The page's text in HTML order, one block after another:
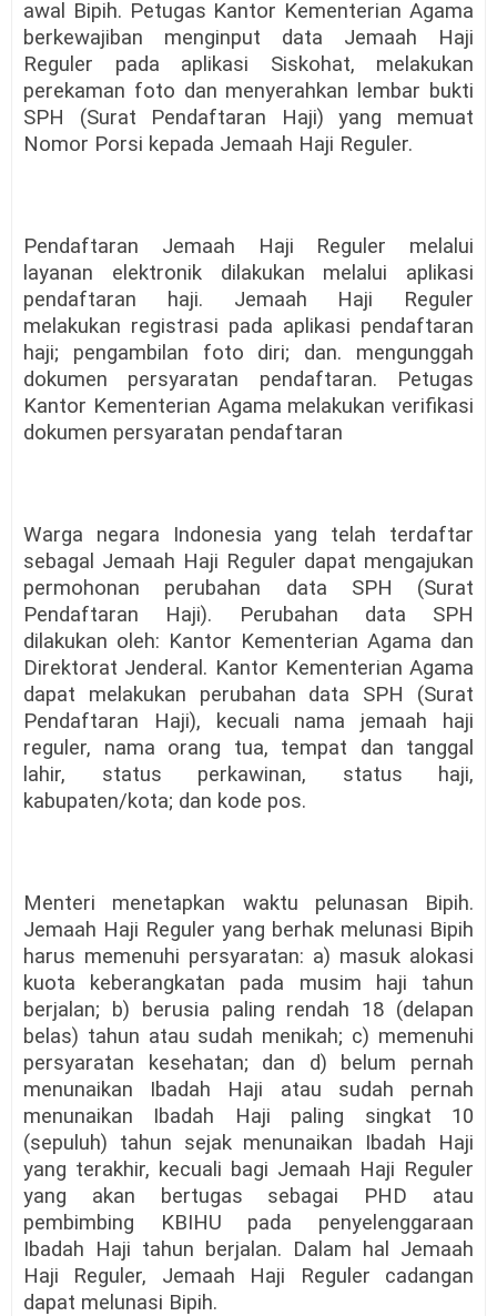
awal Bipih. Petugas Kantor Kementerian Agama
berkewajiban menginput data Jemaah Haji
Reguler pada aplikasi Siskohat, melakukan
perekaman foto dan menyerahkan lembar bukti
SPH (Surat Pendaftaran Haji) yang memuat
Nomor Porsi kepada Jemaah Haji Reguler.
Pendaftaran Jemaah Haji Reguler melalui
layanan elektronik dilakukan melalui aplikasi
pendaftaran haji. Jemaah Haji Reguler
melakukan registrasi pada aplikasi pendaftaran
haji; pengambilan foto diri; dan. mengunggah
dokumen persyaratan pendaftaran. Petugas
Kantor Kementerian Agama melakukan verifikasi
dokumen persyaratan pendaftaran
Warga negara Indonesia yang telah terdaftar
sebagal Jemaah Haji Reguler dapat mengajukan
permohonan perubahan data SPH (Surat
Pendaftaran Haji). Perubahan data SPH
dilakukan oleh: Kantor Kementerian Agama dan
Direktorat Jenderal. Kantor Kementerian Agama
dapat melakukan perubahan data SPH (Surat
Pendaftaran Haji), kecuali nama jemaah haji
reguler, nama orang tua, tempat dan tanggal
lahir, status perkawinan, status haji,
kabupaten/kota; dan kode pos.
Menteri menetapkan waktu pelunasan Bipih.
Jemaah Haji Reguler yang berhak melunasi Bipih
harus memenuhi persyaratan: a) masuk alokasi
kuota keberangkatan pada musim haji tahun
berjalan; b) berusia paling rendah 18 (delapan
belas) tahun atau sudah menikah; c) memenuhi
persyaratan kesehatan; dan d) belum pernah
menunaikan Ibadah Haji atau sudah pernah
menunaikan Ibadah Haji paling singkat 10
(sepuluh) tahun sejak menunaikan Ibadah Haji
yang terakhir, kecuali bagi Jemaah Haji Reguler
yang akan bertugas sebagai PHD atau
pembimbing KBIHU pada penyelenggaraan
Ibadah Haji tahun berjalan. Dalam hal Jemaah
Haji Reguler, Jemaah Haji Reguler cadangan
dapat melunasi Bipih.